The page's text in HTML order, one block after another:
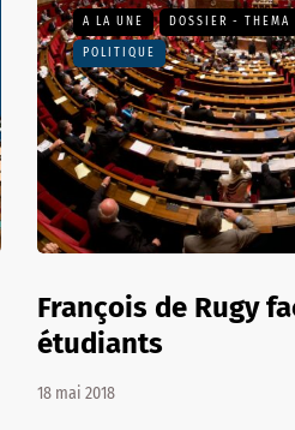
A LA UNE DOSSIER - THEMA
POLITIQUE
François de Rugy
étudiants
18 mai 2018